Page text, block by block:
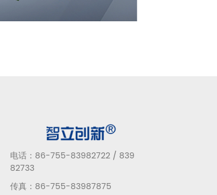
电话：86-755-83982722 / 839
82733
传真：86-755-83987875